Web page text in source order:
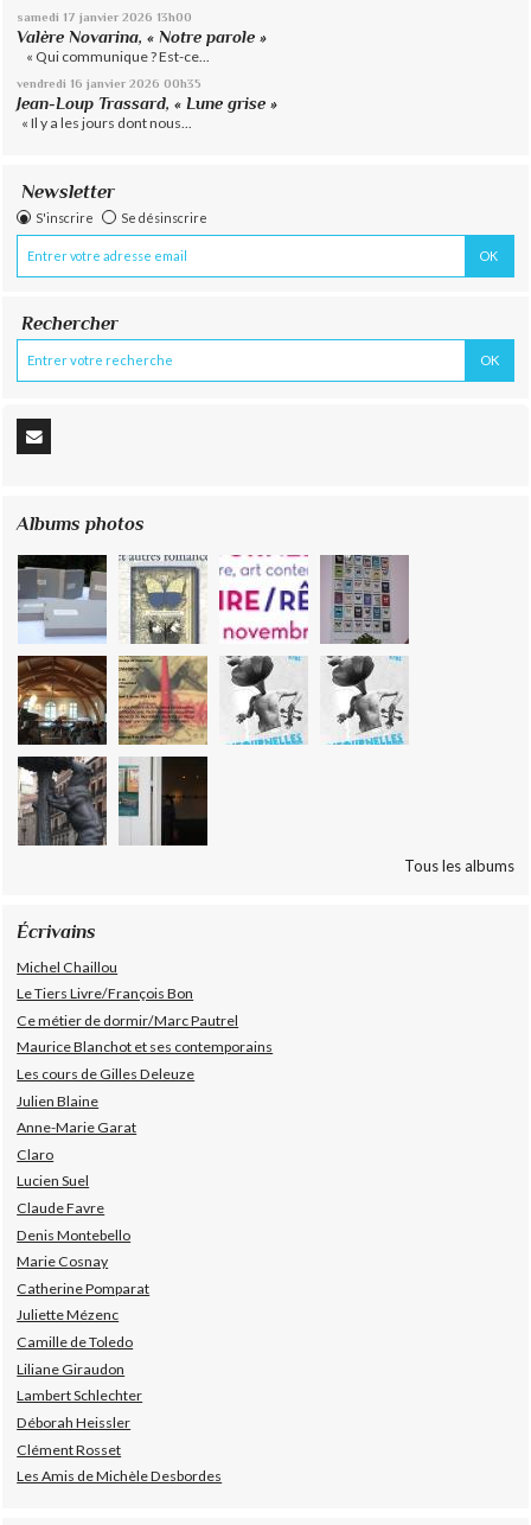
samedi 17 janvier 2026 13h00
Valère Novarina, « Notre parole »
« Qui communique ? Est-ce...
vendredi 16 janvier 2026 00h35
Jean-Loup Trassard, « Lune grise »
« Il y a les jours dont nous...
Newsletter
S'inscrire Se désinscrire
Rechercher
Albums photos
Tous les albums
Écrivains
Michel Chaillou
Le Tiers Livre/François Bon
Ce métier de dormir/Marc Pautrel
Maurice Blanchot et ses contemporains
Les cours de Gilles Deleuze
Julien Blaine
Anne-Marie Garat
Claro
Lucien Suel
Claude Favre
Denis Montebello
Marie Cosnay
Catherine Pomparat
Juliette Mézenc
Camille de Toledo
Liliane Giraudon
Lambert Schlechter
Déborah Heissler
Clément Rosset
Les Amis de Michèle Desbordes